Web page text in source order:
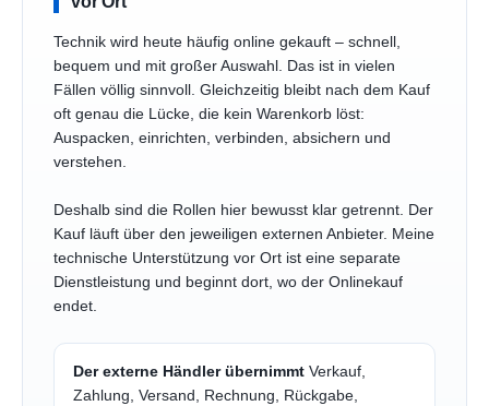
Technik wird heute häufig online gekauft – schnell,
bequem und mit großer Auswahl. Das ist in vielen
Fällen völlig sinnvoll. Gleichzeitig bleibt nach dem Kauf
oft genau die Lücke, die kein Warenkorb löst:
Auspacken, einrichten, verbinden, absichern und
verstehen.
Deshalb sind die Rollen hier bewusst klar getrennt. Der
Kauf läuft über den jeweiligen externen Anbieter. Meine
technische Unterstützung vor Ort ist eine separate
Dienstleistung und beginnt dort, wo der Onlinekauf
endet.
Der externe Händler übernimmt Verkauf,
Zahlung, Versand, Rechnung, Rückgabe,